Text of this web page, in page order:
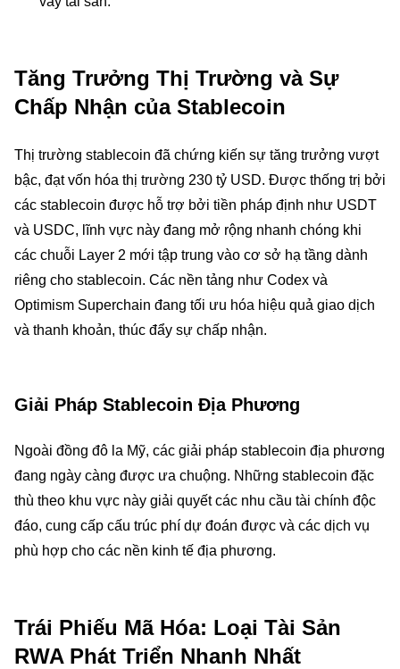
Tăng Trưởng Thị Trường và Sự
Chấp Nhận của Stablecoin
Thị trường stablecoin đã chứng kiến sự tăng trưởng vượt
bậc, đạt vốn hóa thị trường 230 tỷ USD. Được thống trị bởi
các stablecoin được hỗ trợ bởi tiền pháp định như USDT
và USDC, lĩnh vực này đang mở rộng nhanh chóng khi
các chuỗi Layer 2 mới tập trung vào cơ sở hạ tầng dành
riêng cho stablecoin. Các nền tảng như Codex và
Optimism Superchain đang tối ưu hóa hiệu quả giao dịch
và thanh khoản, thúc đẩy sự chấp nhận.
Giải Pháp Stablecoin Địa Phương
Ngoài đồng đô la Mỹ, các giải pháp stablecoin địa phương
đang ngày càng được ưa chuộng. Những stablecoin đặc
thù theo khu vực này giải quyết các nhu cầu tài chính độc
đáo, cung cấp cấu trúc phí dự đoán được và các dịch vụ
phù hợp cho các nền kinh tế địa phương.
Trái Phiếu Mã Hóa: Loại Tài Sản
RWA Phát Triển Nhanh Nhất